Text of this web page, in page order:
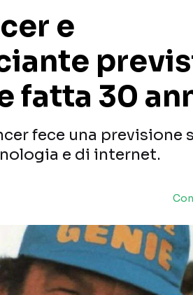
e
fatta 30
fece una previsione
e di internet.